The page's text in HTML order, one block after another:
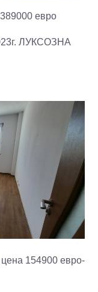
евро
ЛУКСОЗНА
154900 евро-